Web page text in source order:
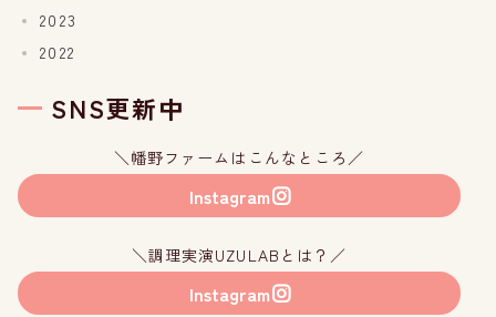
2023
2022
SNS更新中
＼幡野ファームはこんなところ／
Instagram
＼調理実演UZULABとは？／
Instagram